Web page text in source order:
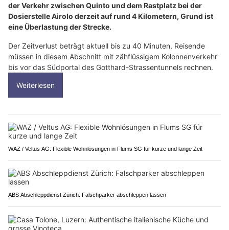
der Verkehr zwischen Quinto und dem Rastplatz bei der
Dosierstelle Airolo derzeit auf rund 4 Kilometern, Grund ist
eine Überlastung der Strecke.
Der Zeitverlust beträgt aktuell bis zu 40 Minuten, Reisende
müssen in diesem Abschnitt mit zähflüssigem Kolonnenverkehr
bis vor das Südportal des Gotthard-Strassentunnels rechnen.
Weiterlesen
WAZ / Veltus AG: Flexible Wohnlösungen in Flums SG für kurze und lange Zeit
ABS Abschleppdienst Zürich: Falschparker abschleppen lassen